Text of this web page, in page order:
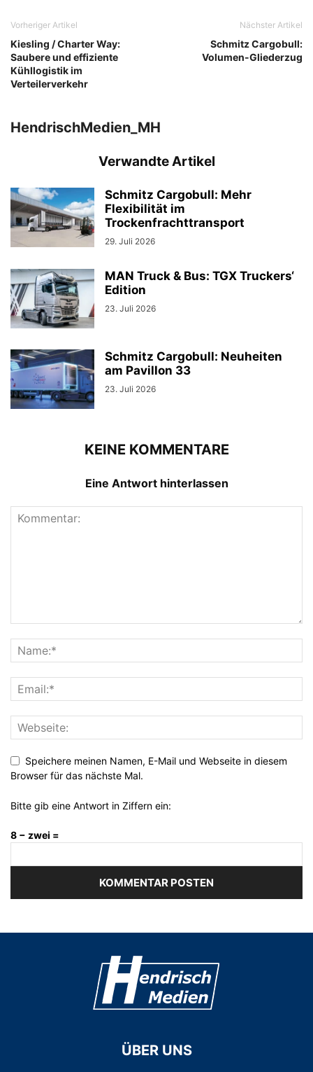
Vorheriger Artikel
Kiesling / Charter Way:
Saubere und effiziente
Kühllogistik im
Verteilerverkehr
Nächster Artikel
Schmitz Cargobull:
Volumen-Gliederzug
HendrischMedien_MH
Verwandte Artikel
Schmitz Cargobull: Mehr
Flexibilität im
Trockenfrachttransport
29. Juli 2026
MAN Truck & Bus: TGX Truckers‘
Edition
23. Juli 2026
Schmitz Cargobull: Neuheiten
am Pavillon 33
23. Juli 2026
KEINE KOMMENTARE
Eine Antwort hinterlassen
Speichere meinen Namen, E-Mail und Webseite in diesem
Browser für das nächste Mal.
Bitte gib eine Antwort in Ziffern ein:
8 − zwei =
ÜBER UNS